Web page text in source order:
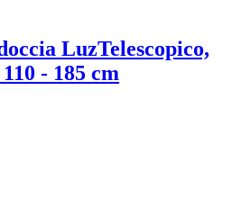
LuzTelescopico,
- 185 cm